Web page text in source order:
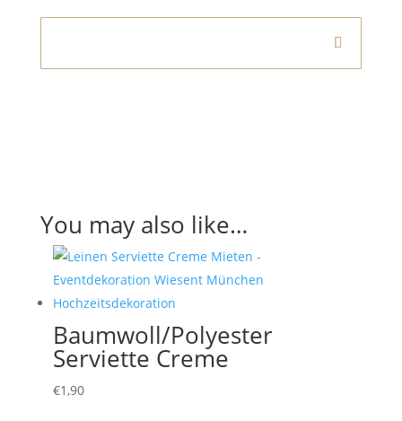
You may also like…
Baumwoll/Polyester
Serviette Creme
€1,90